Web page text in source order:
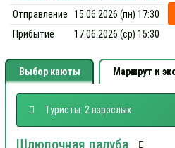
Отправление
15.06.2026 (пн) 17:30
Прибытие
17.06.2026 (ср) 15:30
Выбор каюты Маршрут и
Туристы: 2 взрослых